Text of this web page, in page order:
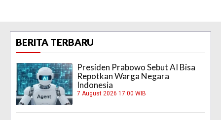
BERITA TERBARU
Presiden Prabowo Sebut AI Bisa
Repotkan Warga Negara
Indonesia
7 August 2026 17:00 WIB